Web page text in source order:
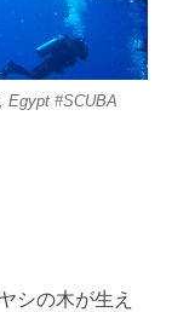
Egypt #SCUBA
シの木が生え